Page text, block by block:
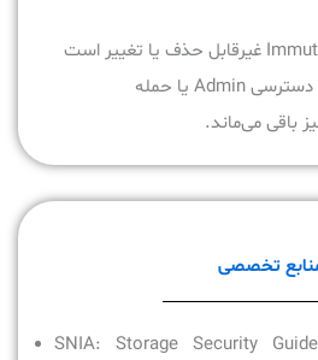
Immutable Snapshot غیرقابل حذف یا تغییر است
و حتی در صورت دسترسی Admin یا حمله
تخصصی
SNIA: Storage Security